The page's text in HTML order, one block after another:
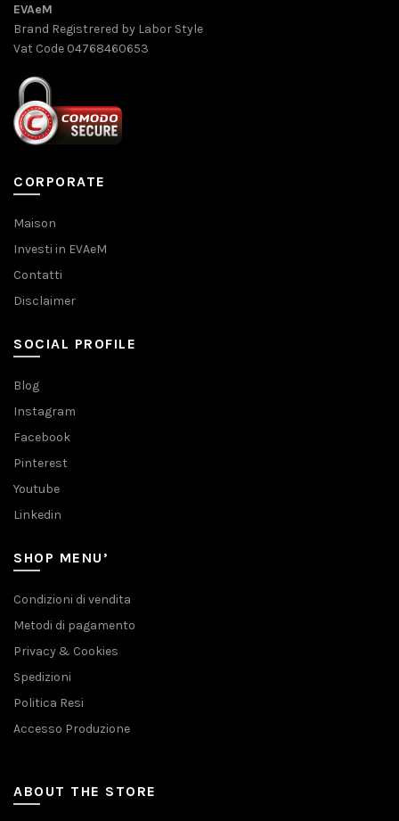
EVAeM
Brand Registrered by Labor Style
Vat Code 04768460653
CORPORATE
Maison
Investi in EVAeM
Contatti
Disclaimer
SOCIAL PROFILE
Blog
Instagram
Facebook
Pinterest
Youtube
Linkedin
SHOP MENU’
Condizioni di vendita
Metodi di pagamento
Privacy & Cookies
Spedizioni
Politica Resi
Accesso Produzione
ABOUT THE STORE